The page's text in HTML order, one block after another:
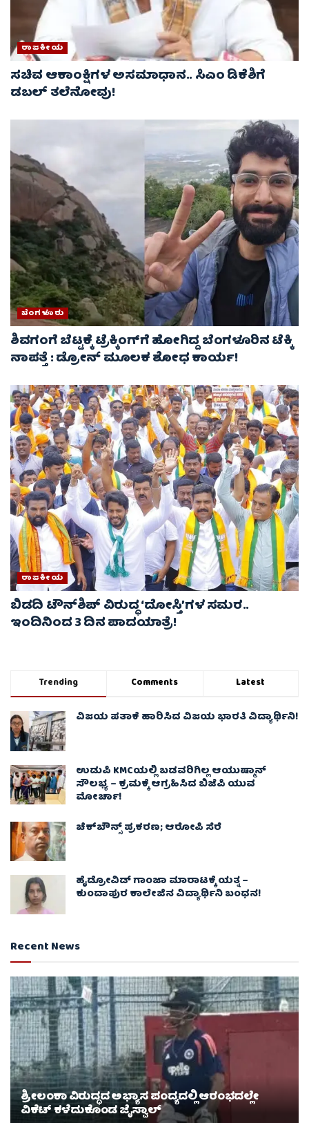
ರಾಜಕೀಯ
ಸಚಿವ ಆಕಾಂಕ್ಷಿಗಳ ಅಸಮಾಧಾನ.. ಸಿಎಂ ಡಿಕೆಶಿಗೆ
ಡಬಲ್ ತಲೆನೋವು!
ಬೆಂಗಳೂರು
ಶಿವಗಂಗೆ ಬೆಟ್ಟಕ್ಕೆ ಟ್ರೆಕ್ಕಿಂಗ್‌ಗೆ ಹೋಗಿದ್ದ ಬೆಂಗಳೂರಿನ ಟೆಕ್ಕಿ
ನಾಪತ್ತೆ : ಡ್ರೋನ್ ಮೂಲಕ ಶೋಧ ಕಾರ್ಯ!
ರಾಜಕೀಯ
ಬಿಡದಿ ಟೌನ್‌ಶಿಪ್ ವಿರುದ್ಧ ‘ದೋಸ್ತಿ’ಗಳ ಸಮರ..
ಇಂದಿನಿಂದ 3 ದಿನ ಪಾದಯಾತ್ರೆ!
Trending Comments Latest
ವಿಜಯ ಪತಾಕೆ ಹಾರಿಸಿದ ವಿಜಯ ಭಾರತಿ ವಿದ್ಯಾರ್ಥಿನಿ!
ಉಡುಪಿ KMCಯಲ್ಲಿ ಬಡವರಿಗಿಲ್ಲ ಆಯುಷ್ಮಾನ್
ಸೌಲಭ್ಯ – ಕ್ರಮಕ್ಕೆ ಆಗ್ರಹಿಸಿದ ಬಿಜೆಪಿ ಯುವ
ಮೋರ್ಚಾ!
ಚೆಕ್​ಬೌನ್ಸ್​ ಪ್ರಕರಣ; ಆರೋಪಿ ಸೆರೆ
ಹೈಡ್ರೋವಿಡ್ ಗಾಂಜಾ ಮಾರಾಟಕ್ಕೆ ಯತ್ನ –
ಕುಂದಾಪುರ ಕಾಲೇಜಿನ ವಿದ್ಯಾರ್ಥಿನಿ ಬಂಧನ!
Recent News
ಶ್ರೀಲಂಕಾ ವಿರುದ್ಧದ ಅಭ್ಯಾಸ ಪಂದ್ಯದಲ್ಲಿ ಆರಂಭದಲ್ಲೇ
ವಿಕೆಟ್ ಕಳೆದುಕೊಂಡ ಜೈಸ್ವಾಲ್